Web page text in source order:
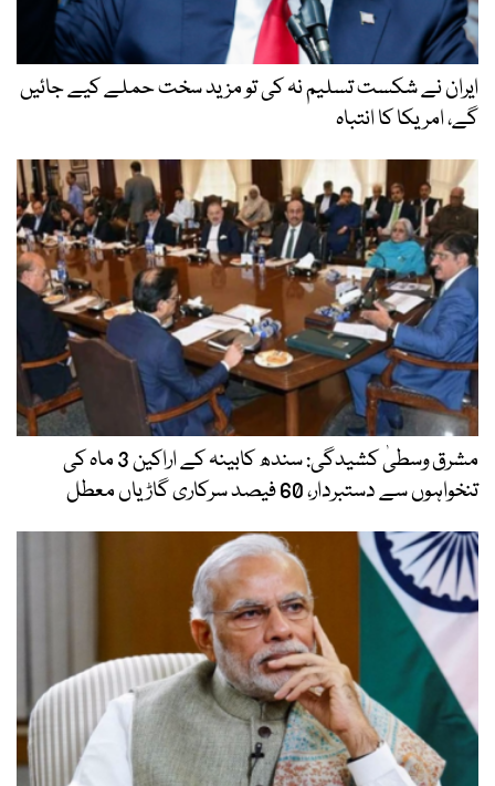
ایران نے شکست تسلیم نہ کی تو مزید سخت حملے کیے جائیں
گے، امریکا کا انتباہ
مشرق وسطیٰ کشیدگی: سندھ کابینہ کے اراکین 3 ماہ کی
تنخواہوں سے دستبردار، 60 فیصد سرکاری گاڑیاں معطل